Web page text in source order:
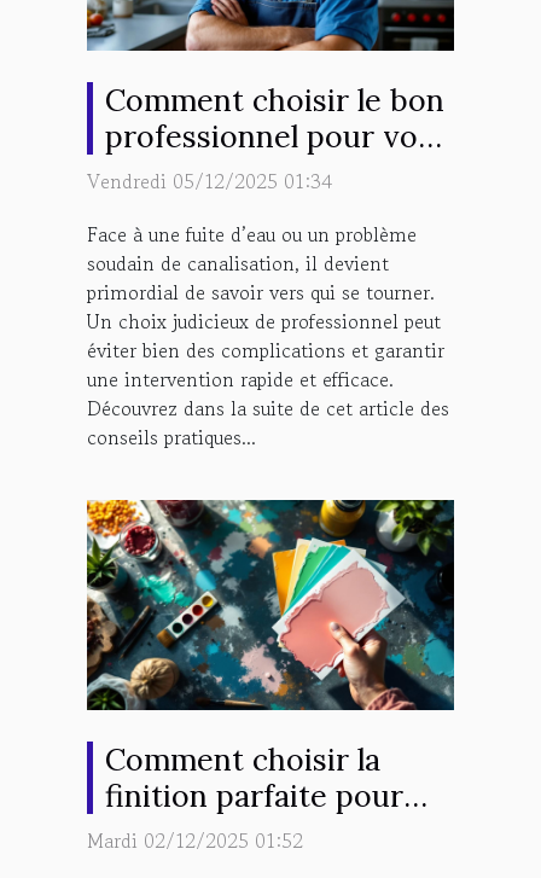
Comment choisir le bon
professionnel pour vos
urgences en plomberie ?
Vendredi 05/12/2025 01:34
Face à une fuite d’eau ou un problème
soudain de canalisation, il devient
primordial de savoir vers qui se tourner.
Un choix judicieux de professionnel peut
éviter bien des complications et garantir
une intervention rapide et efficace.
Découvrez dans la suite de cet article des
conseils pratiques...
Comment choisir la
finition parfaite pour
vos projets de peinture
Mardi 02/12/2025 01:52